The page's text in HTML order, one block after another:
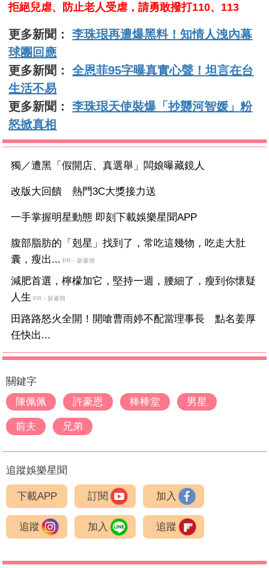
拒絕兒虐、防止老人受虐，請勇敢撥打110、113
更多新聞：李珠珢再遭爆黑料！知情人洩內幕
球團回應
更多新聞：全恩菲95字曝真實心聲！坦言在台
生活不易
更多新聞：李珠珢天使裝爆「抄襲河智媛」粉
怒掀真相
獨／遭黑「假開店、真選舉」闆娘曝藏鏡人
改版大回饋 熱門3C大獎接力送
一手掌握明星動態 即刻下載娛樂星聞APP
腹部脂肪的「剋星」找到了，常吃這幾物，吃走大肚
囊，瘦出... PR・新素簡
減肥首選，檸檬加它，堅持一週，腰細了，瘦到你懷疑
人生 PR・新素簡
田路路怒火全開！開嗆曹雨婷不配當理事長 點名姜厚
任快出...
關鍵字
陳佩佩
許豪恩 棒棒堂 男星
前夫 兄弟
追蹤娛樂星聞
下載APP 訂閱 加入
追蹤 加入 追蹤